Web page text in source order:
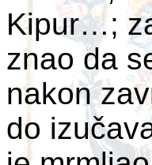
Kipur…;
znao da
nakon
do